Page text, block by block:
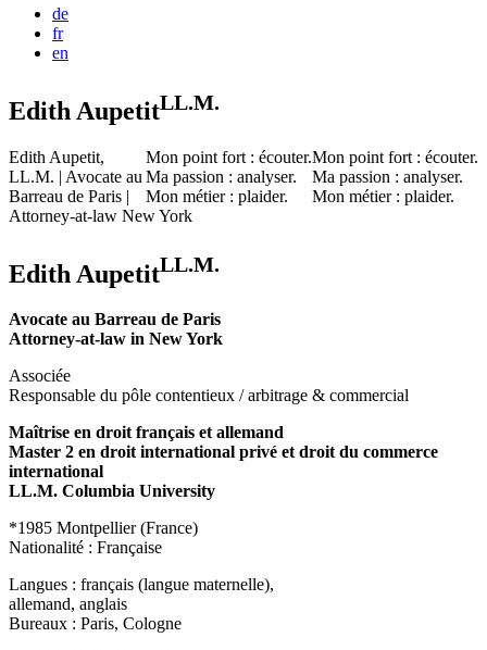
de
fr
en
Edith AupetitLL.M.
Mon point fort : écouter.
Ma passion : analyser.
Mon métier : plaider.
Mon point fort : écouter.
Ma passion : analyser.
Mon métier : plaider.
Edith Aupetit,
LL.M. | Avocate au
Barreau de Paris |
Attorney-at-law New York
Edith AupetitLL.M.
Avocate au Barreau de Paris
Attorney-at-law in New York
Associée
Responsable du pôle contentieux / arbitrage & commercial
Maîtrise en droit français et allemand
Master 2 en droit international privé et droit du commerce
international
LL.M. Columbia University
*1985 Montpellier (France)
Nationalité : Française
Langues : français (langue maternelle),
allemand, anglais
Bureaux : Paris, Cologne